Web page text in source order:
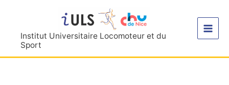
contenuInstitut Universitaire Locomoteur et du
Sport